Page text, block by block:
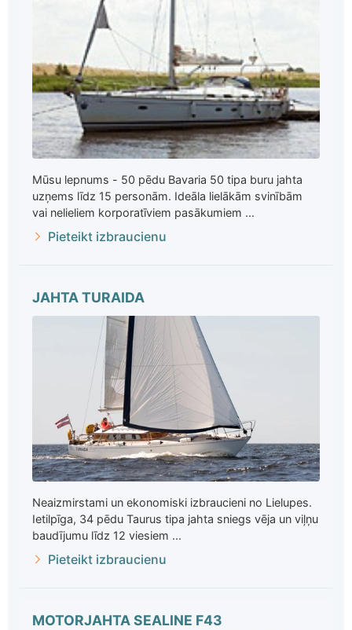
Mūsu lepnums - 50 pēdu Bavaria 50 tipa buru jahta
uzņems līdz 15 personām. Ideāla lielākām svinībām
vai nelieliem korporatīviem pasākumiem ...
Pieteikt izbraucienu
JAHTA TURAIDA
Neaizmirstami un ekonomiski izbraucieni no Lielupes.
Ietilpīga, 34 pēdu Taurus tipa jahta sniegs vēja un viļņu
baudījumu līdz 12 viesiem ...
Pieteikt izbraucienu
MOTORJAHTA SEALINE F43